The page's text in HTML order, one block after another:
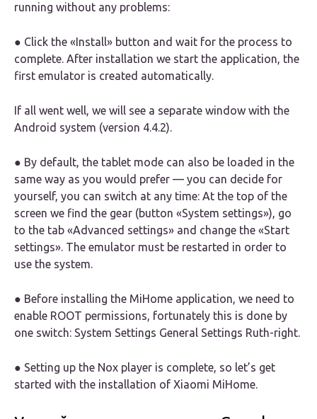
running without any problems:
● Click the «Install» button and wait for the process to
complete. After installation we start the application, the
first emulator is created automatically.
If all went well, we will see a separate window with the
Android system (version 4.4.2).
● By default, the tablet mode can also be loaded in the
same way as you would prefer — you can decide for
yourself, you can switch at any time: At the top of the
screen we find the gear (button «System settings»), go
to the tab «Advanced settings» and change the «Start
settings». The emulator must be restarted in order to
use the system.
● Before installing the MiHome application, we need to
enable ROOT permissions, fortunately this is done by
one switch: System Settings General Settings Ruth-right.
● Setting up the Nox player is complete, so let’s get
started with the installation of Xiaomi MiHome.